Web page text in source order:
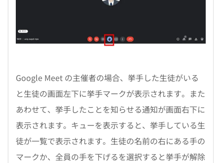
Google Meet の主催者の場合、挙手した生徒がいる
と生徒の画面左下に挙手マークが表示されます。また
あわせて、挙手したことを知らせる通知が画面右下に
表示されます。キューを表示すると、挙手している生
徒が一覧で表示されます。生徒の名前の右にある手の
マークか、全員の手を下げるを選択すると挙手が解除